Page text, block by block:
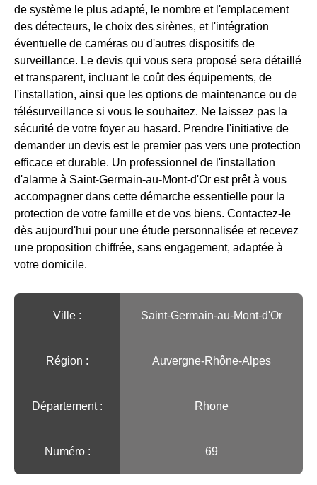
de système le plus adapté, le nombre et l'emplacement
des détecteurs, le choix des sirènes, et l'intégration
éventuelle de caméras ou d'autres dispositifs de
surveillance. Le devis qui vous sera proposé sera détaillé
et transparent, incluant le coût des équipements, de
l'installation, ainsi que les options de maintenance ou de
télésurveillance si vous le souhaitez. Ne laissez pas la
sécurité de votre foyer au hasard. Prendre l'initiative de
demander un devis est le premier pas vers une protection
efficace et durable. Un professionnel de l'installation
d'alarme à Saint-Germain-au-Mont-d'Or est prêt à vous
accompagner dans cette démarche essentielle pour la
protection de votre famille et de vos biens. Contactez-le
dès aujourd'hui pour une étude personnalisée et recevez
une proposition chiffrée, sans engagement, adaptée à
votre domicile.
Ville :️ Saint-Germain-au-Mont-d'Or
Région :️ Auvergne-Rhône-Alpes
Département : Rhone
Numéro : 69